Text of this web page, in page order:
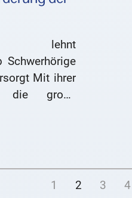
lehnt
Schwerhörige
Mit ihrer
die große
Menschen
Wisniewska)
1 2 3 4